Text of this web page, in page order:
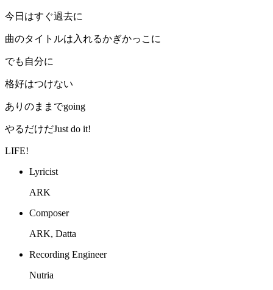
今日はすぐ過去に
曲のタイトルは入れるかぎかっこに
でも自分に
格好はつけない
ありのままでgoing
やるだけだJust do it!
LIFE!
Lyricist
ARK
Composer
ARK, Datta
Recording Engineer
Nutria